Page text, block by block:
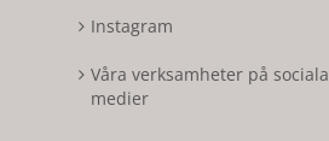
Instagram
Våra verksamheter på sociala
medier